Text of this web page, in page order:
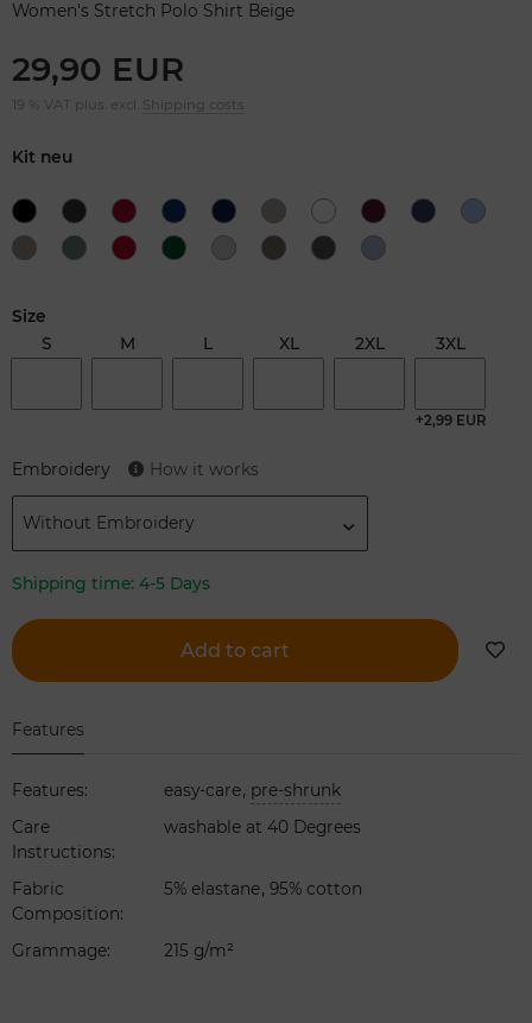
Women's Stretch Polo Shirt Beige
29,90 EUR
19 % VAT plus. excl. Shipping costs
Kit neu
Size
S
M L XL 2XL 3XL
+2,99 EUR
Embroidery How it works
Without Embroidery
Shipping time: 4-5 Days
Add to cart
Features
Features: easy-care, pre-shrunk
Care
Instructions:
washable at 40 Degrees
Fabric
Composition:
5% elastane, 95% cotton
Grammage: 215 g/m²